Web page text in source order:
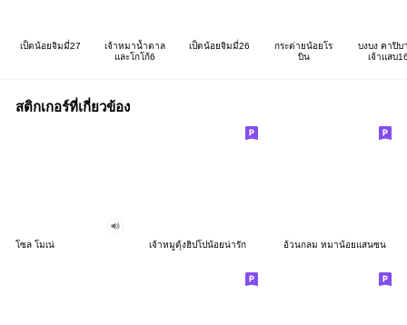
เป็ดน้อยจิมมี่27
เจ้าหมาน้ำตาล
และโกโก้6
เป็ดน้อยจิมมี่26
กระต่ายน้อยโร
บิน
บงบง คาปิบ
เจ้าแสบ
สติกเกอร์ที่เกี่ยวข้อง
โซล โมเน่ เจ้าหมูดุ้งฮิปโปน้อยน่ารัก อ้วนกลม หมาน้อยแสนซน